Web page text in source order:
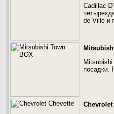
Cadillac
de Ville и
посадки.
Chevrolet